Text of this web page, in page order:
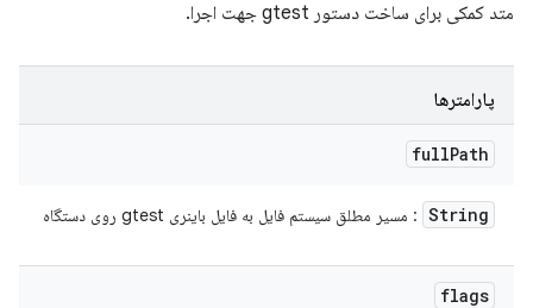
متد کمکی برای ساخت دستور gtest جهت اجرا.
پارامترها
fullPath
String : مسیر مطلق سیستم فایل به فایل باینری gtest روی دستگاه
flags